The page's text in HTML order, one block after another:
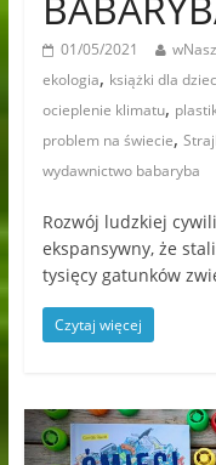
01/05/2021
ekologia, książki dla
ocieplenie klimatu,
problem na świecie,
wydawnictwo babaryba
Rozwój ludzkiej
ekspansywny, że
tysięcy gatunków
Czytaj więcej